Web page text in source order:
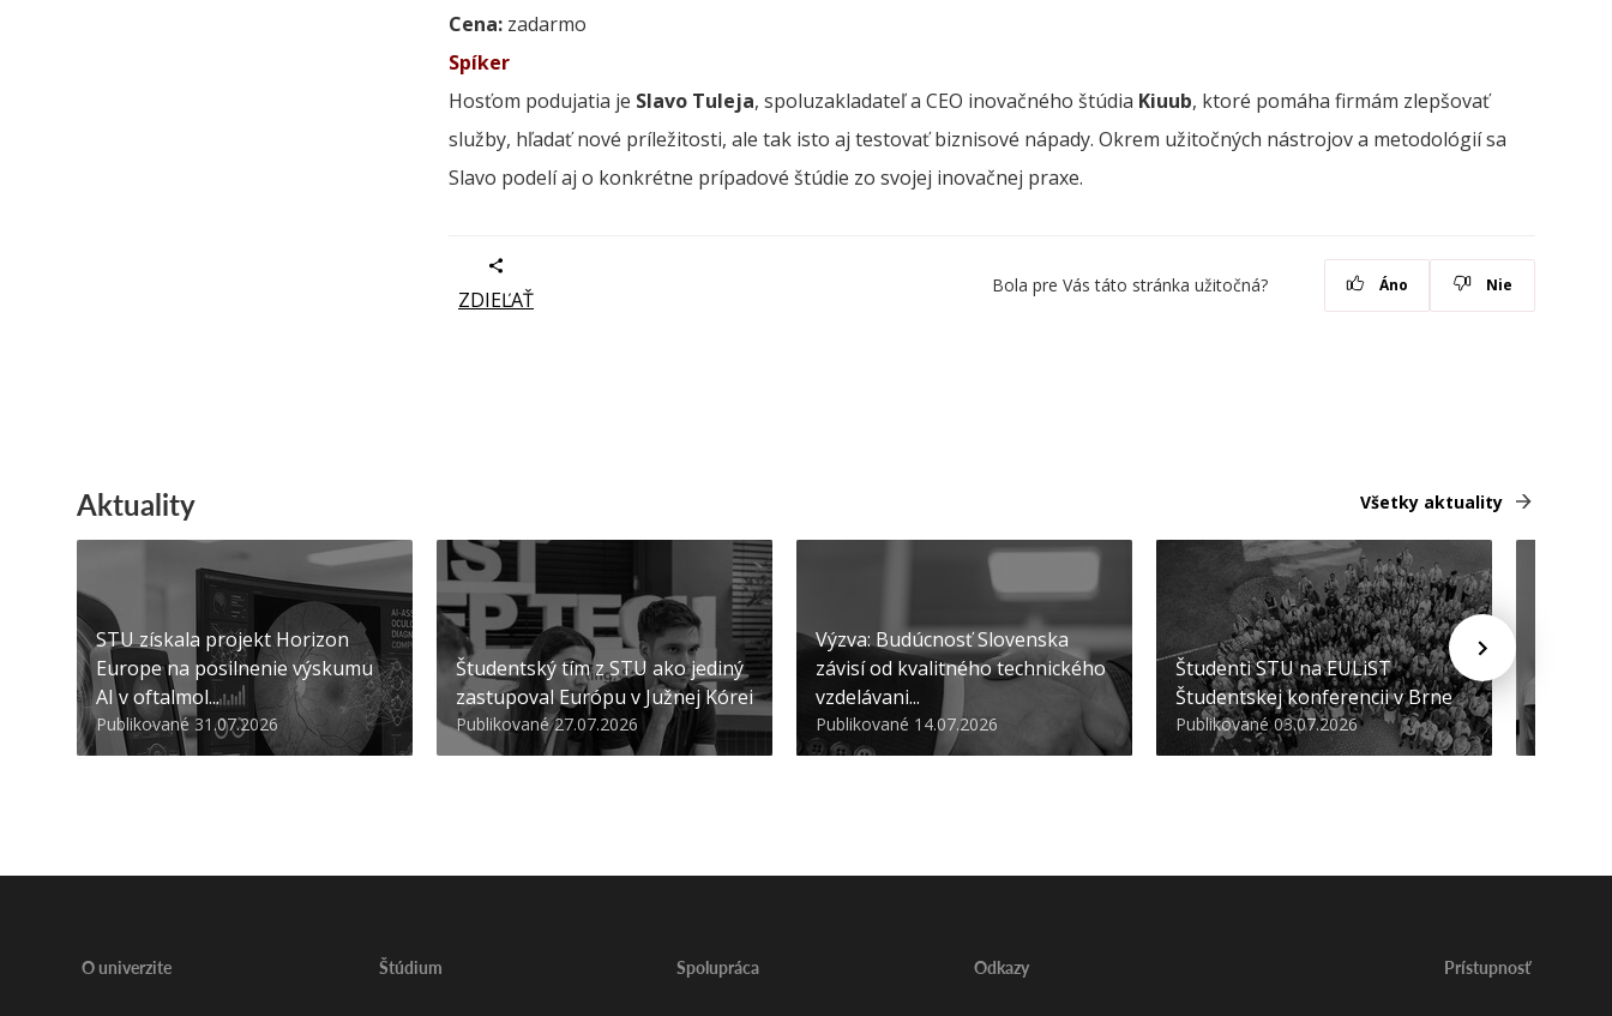
Cena: zadarmo
Spíker
Hosťom podujatia je Slavo Tuleja, spoluzakladateľ a CEO inovačného štúdia Kiuub, ktoré pomáha firmám zlepšovať
služby, hľadať nové príležitosti, ale tak isto aj testovať biznisové nápady. Okrem užitočných nástrojov a metodológií sa
Slavo podelí aj o konkrétne prípadové štúdie zo svojej inovačnej praxe.
ZDIEĽAŤ
Bola pre Vás táto stránka užitočná? Áno Nie
Aktuality Všetky aktuality
STU získala projekt Horizon
Europe na posilnenie výskumu
AI v oftalmol...
Publikované 31.07.2026
Študentský tím z STU ako jediný
zastupoval Európu v Južnej Kórei
Publikované 27.07.2026
Výzva: Budúcnosť Slovenska
závisí od kvalitného technického
vzdelávani...
Publikované 14.07.2026
Študenti STU na EULiST
Študentskej konferencii v Brne
Publikované 03.07.2026
O univerzite Štúdium Spolupráca Odkazy Prístupnosť